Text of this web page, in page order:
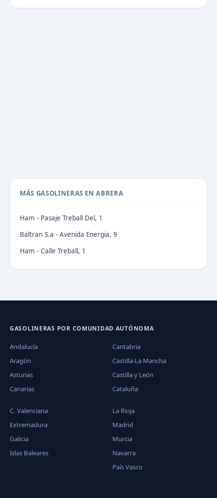
MÁS GASOLINERAS EN ABRERA
Ham - Pasaje Treball Del, 1
Baltran S.a - Avenida Energia, 9
Ham - Calle Treball, 1
GASOLINERAS POR COMUNIDAD AUTÓNOMA
Andalucía
Aragón
Asturias
Canarias
Cantabria
Castilla-La Mancha
Castilla y León
Cataluña
C. Valenciana
Extremadura
Galicia
Islas Baleares
La Rioja
Madrid
Murcia
Navarra
País Vasco